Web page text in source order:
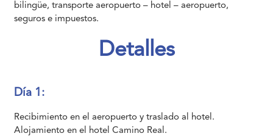
bilingüe, transporte aeropuerto – hotel – aeropuerto,
seguros e impuestos.
Detalles
Día 1:
Recibimiento en el aeropuerto y traslado al hotel.
Alojamiento en el hotel Camino Real.